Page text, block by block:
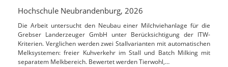
Hochschule Neubrandenburg, 2026
Die Arbeit untersucht den Neubau einer Milchviehanlage für die
Grebser Landerzeuger GmbH unter Berücksichtigung der ITW-
Kriterien. Verglichen werden zwei Stallvarianten mit automatischen
Melksystemen: freier Kuhverkehr im Stall und Batch Milking mit
separatem Melkbereich. Bewertet werden Tierwohl,…